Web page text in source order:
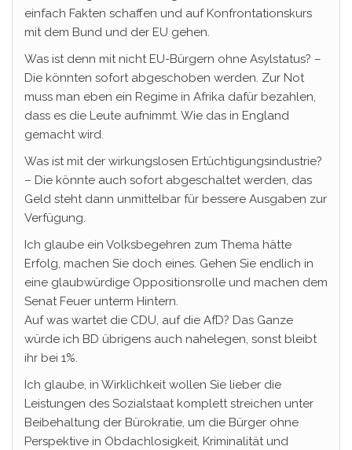
einfach Fakten schaffen und auf Konfrontationskurs
mit dem Bund und der EU gehen.
Was ist denn mit nicht EU-Bürgern ohne Asylstatus? –
Die könnten sofort abgeschoben werden. Zur Not
muss man eben ein Regime in Afrika dafür bezahlen,
dass es die Leute aufnimmt. Wie das in England
gemacht wird.
Was ist mit der wirkungslosen Ertüchtigungsindustrie?
– Die könnte auch sofort abgeschaltet werden, das
Geld steht dann unmittelbar für bessere Ausgaben zur
Verfügung.
Ich glaube ein Volksbegehren zum Thema hätte
Erfolg, machen Sie doch eines. Gehen Sie endlich in
eine glaubwürdige Oppositionsrolle und machen dem
Senat Feuer unterm Hintern.
Auf was wartet die CDU, auf die AfD? Das Ganze
würde ich BD übrigens auch nahelegen, sonst bleibt
ihr bei 1%.
Ich glaube, in Wirklichkeit wollen Sie lieber die
Leistungen des Sozialstaat komplett streichen unter
Beibehaltung der Bürokratie, um die Bürger ohne
Perspektive in Obdachlosigkeit, Kriminalität und